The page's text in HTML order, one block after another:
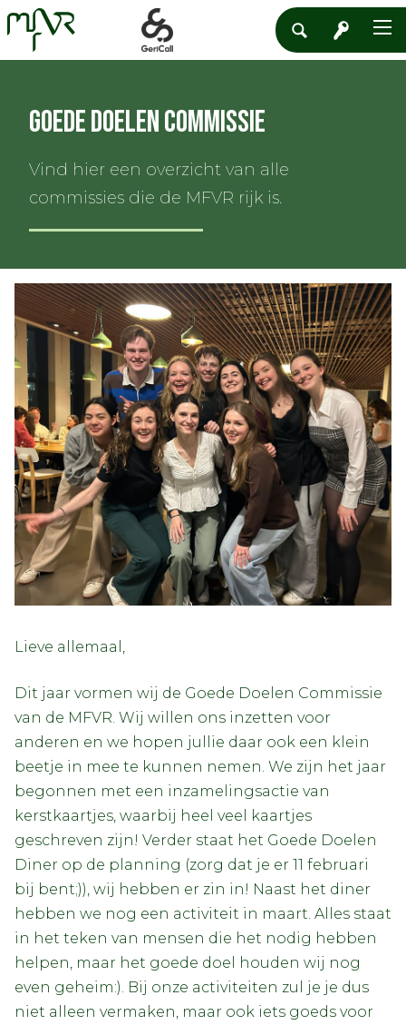
Goede Doelen Commissie
Vind hier een overzicht van alle
commissies die de MFVR rijk is.
Lieve allemaal,
Dit jaar vormen wij de Goede Doelen Commissie
van de MFVR. Wij willen ons inzetten voor
anderen en we hopen jullie daar ook een klein
beetje in mee te kunnen nemen. We zijn het jaar
begonnen met een inzamelingsactie van
kerstkaartjes, waarbij heel veel kaartjes
geschreven zijn! Verder staat het Goede Doelen
Diner op de planning (zorg dat je er 11 februari
bij bent;)), wij hebben er zin in! Naast het diner
hebben we nog een activiteit in maart. Alles staat
in het teken van mensen die het nodig hebben
helpen, maar het goede doel houden wij nog
even geheim:). Bij onze activiteiten zul je je dus
niet alleen vermaken, maar ook iets goeds voor